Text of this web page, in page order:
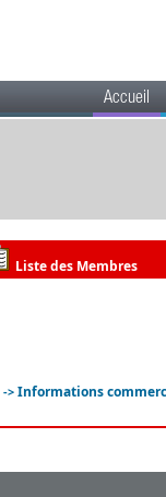
Accueil
Liste des Membres
-> Informations